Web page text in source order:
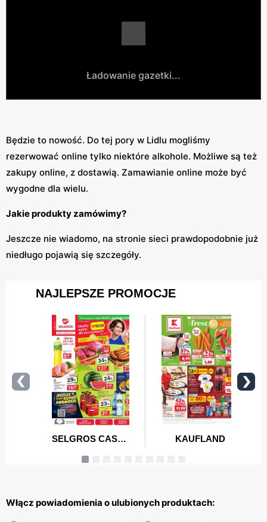
Ładowanie gazetki...
Będzie to nowość. Do tej pory w Lidlu mogliśmy
rezerwować online tylko niektóre alkohole. Możliwe są też
zakupy online, z dostawią. Zamawianie online może być
wygodne dla wielu.
Jakie produkty zamówimy?
Jeszcze nie wiadomo, na stronie sieci prawdopodobnie już
niedługo pojawią się szczegóły.
Włącz powiadomienia o ulubionych produktach: